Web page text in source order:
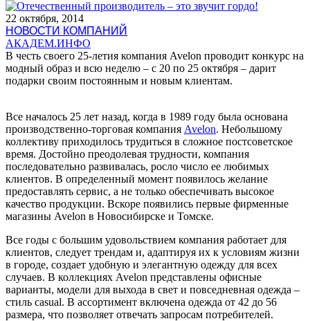
22 октября, 2014
НОВОСТИ КОМПАНИЙ
АКАДЕМ.ИНФО
В честь своего 25-летия компания Avelon проводит конкурс на
модный образ и всю неделю – с 20 по 25 октября – дарит
подарки своим постоянным и новым клиентам.
Все началось 25 лет назад, когда в 1989 году была основана
производственно-торговая компания Avelon. Небольшому
коллективу приходилось трудиться в сложное постсоветское
время. Достойно преодолевая трудности, компания
последовательно развивалась, росло число ее любимых
клиентов. В определенный момент появилось желание
предоставлять сервис, а не только обеспечивать высокое
качество продукции. Вскоре появились первые фирменные
магазины Avelon в Новосибирске и Томске.
Все годы с большим удовольствием компания работает для
клиентов, следует трендам и, адаптируя их к условиям жизни
в городе, создает удобную и элегантную одежду для всех
случаев. В коллекциях Avelon представлены офисные
варианты, модели для выхода в свет и повседневная одежда –
стиль casual. В ассортимент включена одежда от 42 до 56
размера, что позволяет отвечать запросам потребителей.